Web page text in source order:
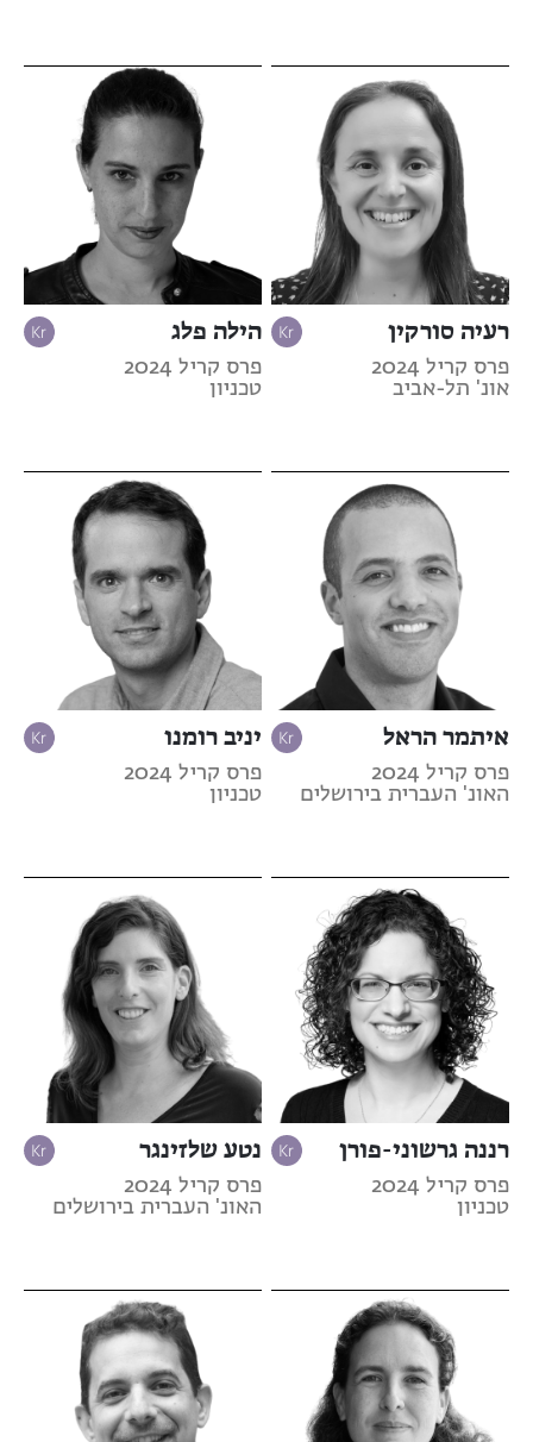
רעיה סורקין
פרס קריל 2024
אונ' תל-אביב
הילה פלג
פרס קריל 2024
טכניון
איתמר הראל
פרס קריל 2024
האונ' העברית בירושלים
יניב רומנו
פרס קריל 2024
טכניון
רננה גרשוני-פורן
פרס קריל 2024
טכניון
נטע שלזינגר
פרס קריל 2024
האונ' העברית בירושלים